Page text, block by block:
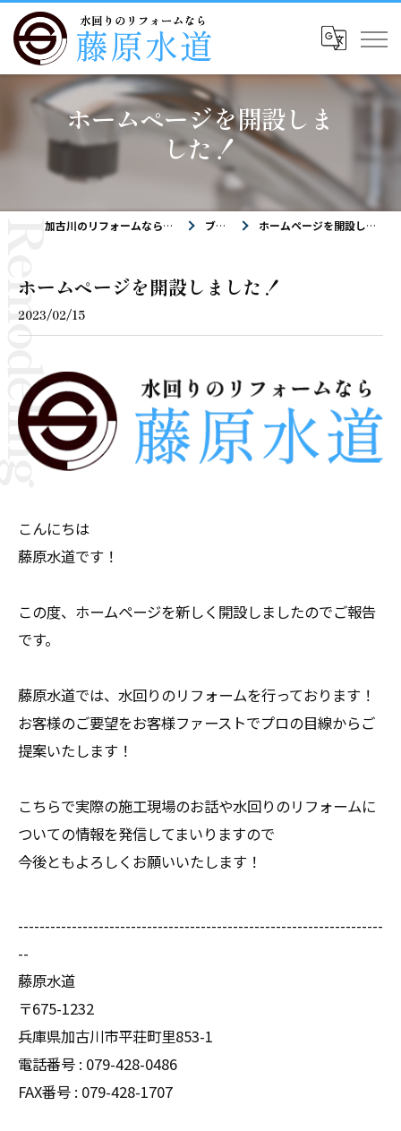
ホームページを開設しま
した！
加古川のリフォームなら藤原水道 ブログ ホームページを開設しました！
ホームページを開設しました！
2023/02/15
こんにちは
藤原水道です！
この度、ホームページを新しく開設しましたのでご報告
です。
藤原水道では、水回りのリフォームを行っております！
お客様のご要望をお客様ファーストでプロの目線からご
提案いたします！
こちらで実際の施工現場のお話や水回りのリフォームに
ついての情報を発信してまいりますので
今後ともよろしくお願いいたします！
--------------------------------------------------------------------
--
藤原水道
〒675-1232
兵庫県加古川市平荘町里853-1
電話番号 : 079-428-0486
FAX番号 : 079-428-1707